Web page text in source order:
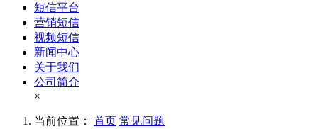
短信平台
营销短信
视频短信
新闻中心
关于我们
公司简介
×
当前位置： 首页 常见问题